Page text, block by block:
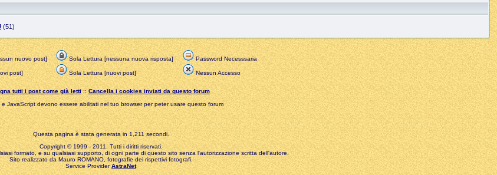
(51)
nuovo post] Sola Lettura [nessuna nuova risposta] Password Necesssaria
post] Sola Lettura [nuovi post] Nessun Accesso
tutti i post come già letti::Cancella i cookies inviati da questo forum
e JavaScript devono essere abilitati nel tuo browser per peter usare questo forum
Questa pagina è stata generata in 1,211 secondi.
Copyright © 1999 - 2011. Tutti i diritti riservati.
formato, e su qualsiasi supporto, di ogni parte di questo sito senza l'autorizzazione scritta dell'autore.
Sito realizzato da Mauro ROMANO, fotografie dei rispettivi fotografi.
Service ProviderAstraNet